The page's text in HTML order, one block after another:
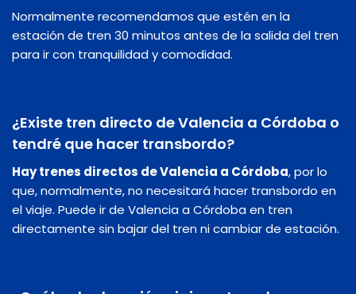
Normalmente recomendamos que estén en la
estación de tren 30 minutos antes de la salida del tren
para ir con tranquilidad y comodidad.
¿Existe tren directo de Valencia a Córdoba o
tendré que hacer transbordo?
Hay trenes directos de Valencia a Córdoba, por lo
que, normalmente, no necesitará hacer transbordo en
el viaje. Puede ir de Valencia a Córdoba en tren
directamente sin bajar del tren ni cambiar de estación.